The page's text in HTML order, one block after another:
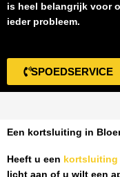
is heel belangrijk voor
ieder probleem.
SPOEDSERVICE
Een kortsluiting in
Heeft u een kortsluiting
licht aan of u wilt een